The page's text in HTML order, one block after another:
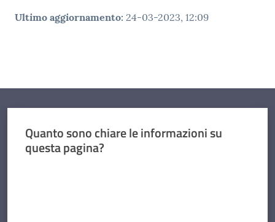
Ultimo aggiornamento: 24-03-2023, 12:09
Quanto sono chiare le informazioni su
questa pagina?